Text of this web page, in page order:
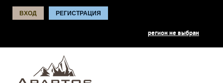
ВХОД РЕГИСТРАЦИЯ
регион не выбран